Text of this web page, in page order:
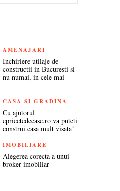
AMENAJARI
Inchiriere utilaje de
constructii in Bucuresti si
nu numai, in cele mai
CASA SI GRADINA
Cu ajutorul
epriectedecase.ro va puteti
construi casa mult visata!
IMOBILIARE
Alegerea corecta a unui
broker imobiliar